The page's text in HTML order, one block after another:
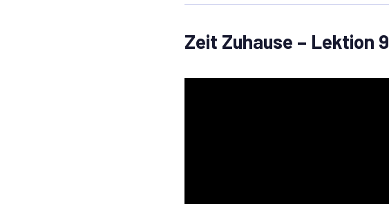
Zeit Zuhause – Lektion 9